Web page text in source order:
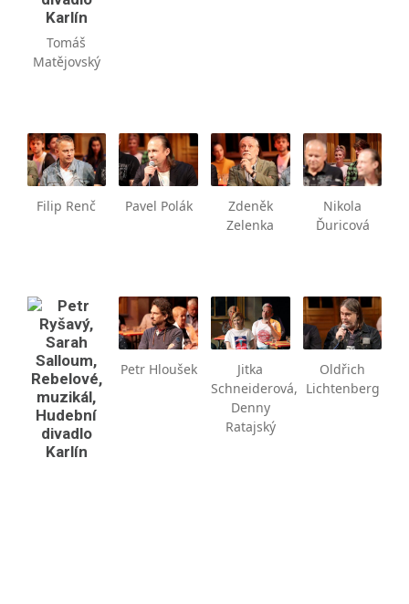
Tomáš
Matějovský
Filip Renč Pavel Polák
Zdeněk
Zelenka
Nikola
Ďuricová
Petr Hloušek
Jitka
Schneiderová,
Denny
Ratajský
Oldřich
Lichtenberg